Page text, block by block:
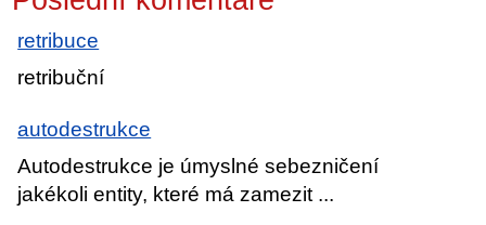
retribuce
retribuční
autodestrukce
Autodestrukce je úmyslné sebezničení
jakékoli entity, které má zamezit ...